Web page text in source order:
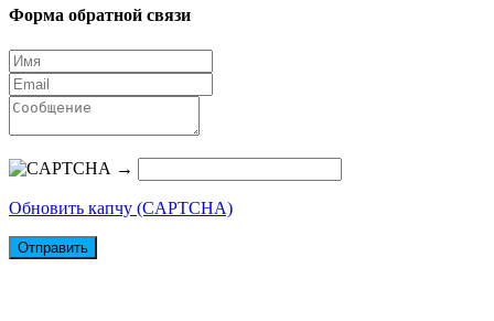
Форма обратной связи
→
Обновить капчу (CAPTCHA)